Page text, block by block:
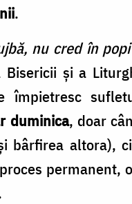
.
nu cred în
și a
împietresc
duminica, doar
bârfirea altora),
permanent,